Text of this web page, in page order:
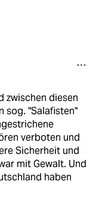
zwischen diesen
sog. "Salafisten"
verboten und
Sicherheit und
mit Gewalt. Und
haben